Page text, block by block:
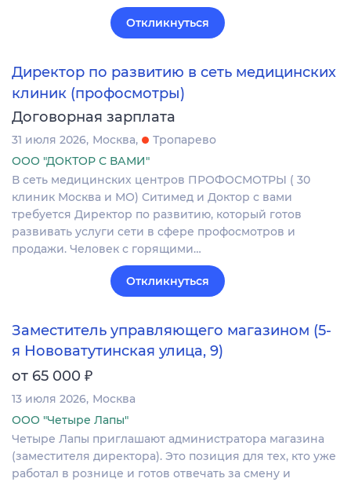
Откликнуться
Директор по развитию в сеть медицинских
клиник (профосмотры)
Договорная зарплата
31 июля 2026 Москва
Тропарево
ООО "ДОКТОР С ВАМИ"
В сеть медицинских центров ПРОФОСМОТРЫ ( 30
клиник Москва и МО) Ситимед и Доктор с вами
требуется Директор по развитию, который готов
развивать услуги сети в сфере профосмотров и
продажи. Человек с горящими…
Откликнуться
Заместитель управляющего магазином (5-
я Нововатутинская улица, 9)
от 65 000 ₽
13 июля 2026 Москва
ООО "Четыре Лапы"
Четыре Лапы приглашают администратора магазина
(заместителя директора). Это позиция для тех, кто уже
работал в рознице и готов отвечать за смену и